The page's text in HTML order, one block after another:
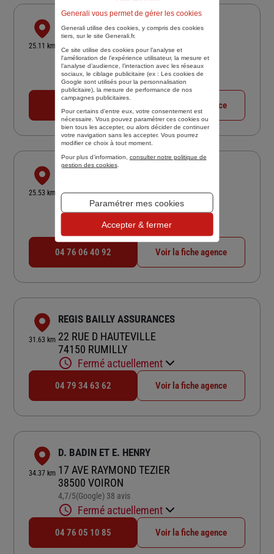
25.11 km
SARL PRADOURAT ET ASSOCIES
RUE DE PREPONTIN
38660 LE TOUVET
4,8/5Note de 4.8 sur 5
(Google) 35 avis
Fermé actuellement
Voir la fiche agence
25.53 km
JBRL ASSURANCES CONSEIL
5 AVE JEAN JAURES
38380 ST LAURENT DU PONT
4,9/5Note de 4.9 sur 5
(Google) 30 avis
Fermé actuellement
04 76 06 40 92 Voir la fiche agence
31.63 km
REGIS BAILLY ASSURANCES
22 RUE D HAUTEVILLE
74150 RUMILLY
Fermé actuellement
04 79 34 63 62 Voir la fiche agence
34.37 km
D. BADIN ET E. HENRY
17 AVE RAYMOND TEZIER
38500 VOIRON
4,7/5Note de 4.7 sur 5
(Google) 38 avis
Fermé actuellement
04 76 05 10 85 Voir la fiche agence
Generali vous permet de gérer les cookies
Generali utilise des cookies, y compris des cookies
tiers, sur le site Generali.fr.
Ce site utilise des cookies pour l’analyse et
l'amélioration de l’expérience utilisateur, la mesure et
l’analyse d’audience, l’interaction avec les réseaux
sociaux, le ciblage publicitaire (ex : Les cookies de
Google sont utilisés pour la personnalisation
publicitaire), la mesure de performance de nos
campagnes publicitaires.
Pour certains d’entre eux, votre consentement est
nécessaire. Vous pouvez paramétrer ces cookies ou
bien tous les accepter, ou alors décider de continuer
votre navigation sans les accepter. Vous pourrez
modifier ce choix à tout moment.
Pour plus d’information, consulter notre politique de
gestion des cookies.
Paramétrer mes cookies
Accepter & fermer